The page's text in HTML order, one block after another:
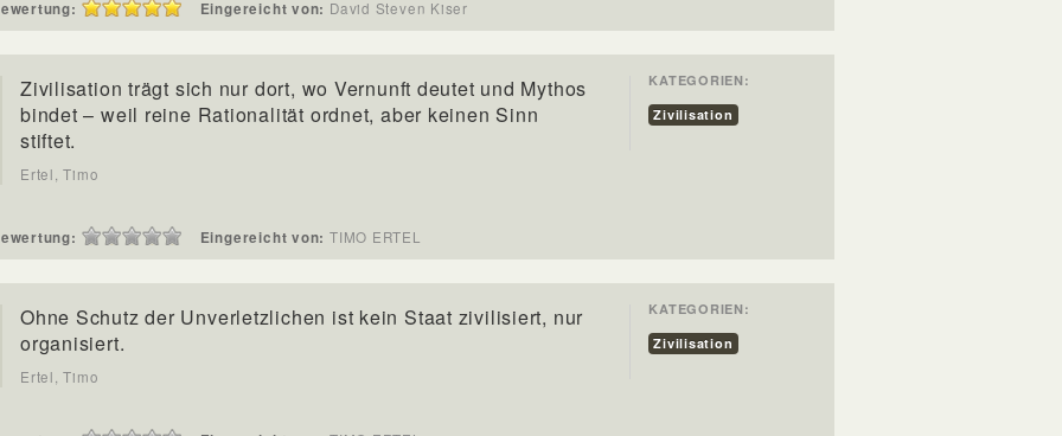
Eingereicht von: David Steven Kiser
Zivilisation trägt sich nur dort, wo Vernunft deutet und Mythos
bindet – weil reine Rationalität ordnet, aber keinen Sinn
stiftet.
Ertel, Timo
KATEGORIEN:
Zivilisation
Eingereicht von: TIMO ERTEL
Ohne Schutz der Unverletzlichen ist kein Staat zivilisiert, nur
organisiert.
Ertel, Timo
KATEGORIEN:
Zivilisation